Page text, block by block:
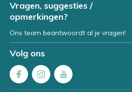
Vragen, suggesties /
opmerkingen?
Ons team beantwoordt al je vragen!
Volg ons